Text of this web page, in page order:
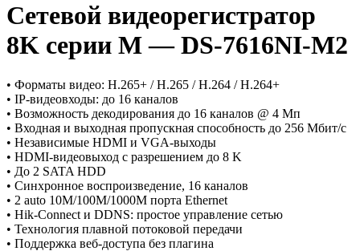
Сетевой видеорегистратор
8K серии M — DS-7616NI-M2
• Форматы видео: H.265+ / H.265 / H.264 / H.264+
• IP-видеовходы: до 16 каналов
• Возможность декодирования до 16 каналов @ 4 Мп
• Входная и выходная пропускная способность до 256 Мбит/с
• Независимые HDMI и VGA-выходы
• HDMI-видеовыход с разрешением до 8 K
• До 2 SATA HDD
• Синхронное воспроизведение, 16 каналов
• 2 auto 10M/100M/1000M порта Ethernet
• Hik-Connect и DDNS: простое управление сетью
• Технология плавной потоковой передачи
• Поддержка веб-доступа без плагина